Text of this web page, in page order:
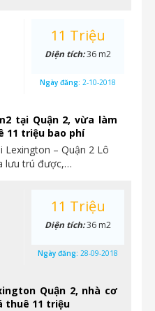
tại Quận 2, vừa làm
11 triệu bao phí
Lexington – Quận 2 Lô
lưu trú được,…
11 Triệu
Diện tích:36 m2
Ngày đăng: 2-10-2018
Quận 2, nhà cơ
thuê 11 triệu
11 Triệu
Diện tích:36 m2
Ngày đăng: 28-09-2018